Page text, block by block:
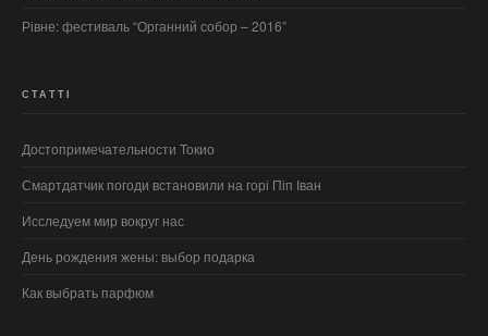
Рівне: фестиваль “Органний собор – 2016”
СТАТТІ
Достопримечательности Токио
Смартдатчик погоди встановили на горі Піп Іван
Исследуем мир вокруг нас
День рождения жены: выбор подарка
Как выбрать парфюм